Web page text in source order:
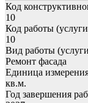
Код
10
Код работы
10
Вид работы
Ремонт фасада
Единица
кв.м.
Год завершения